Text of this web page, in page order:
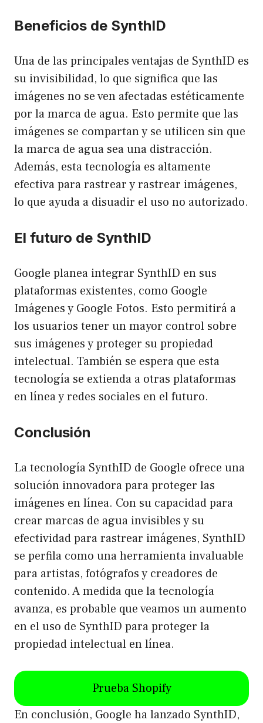
Beneficios de SynthID
Una de las principales ventajas de SynthID es
su invisibilidad, lo que significa que las
imágenes no se ven afectadas estéticamente
por la marca de agua. Esto permite que las
imágenes se compartan y se utilicen sin que
la marca de agua sea una distracción.
Además, esta tecnología es altamente
efectiva para rastrear y rastrear imágenes,
lo que ayuda a disuadir el uso no autorizado.
El futuro de SynthID
Google planea integrar SynthID en sus
plataformas existentes, como Google
Imágenes y Google Fotos. Esto permitirá a
los usuarios tener un mayor control sobre
sus imágenes y proteger su propiedad
intelectual. También se espera que esta
tecnología se extienda a otras plataformas
en línea y redes sociales en el futuro.
Conclusión
La tecnología SynthID de Google ofrece una
solución innovadora para proteger las
imágenes en línea. Con su capacidad para
crear marcas de agua invisibles y su
efectividad para rastrear imágenes, SynthID
se perfila como una herramienta invaluable
para artistas, fotógrafos y creadores de
contenido. A medida que la tecnología
avanza, es probable que veamos un aumento
en el uso de SynthID para proteger la
propiedad intelectual en línea.
Prueba Shopify
En conclusión, Google ha lanzado SynthID,